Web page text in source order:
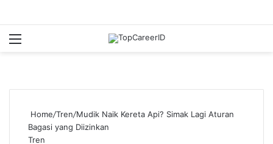
Menu
Home/Tren/Mudik Naik Kereta Api? Simak Lagi Aturan
Bagasi yang Diizinkan
Tren